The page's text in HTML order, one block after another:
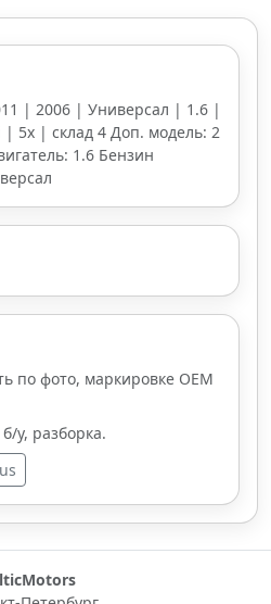
| 2006 | Универсал | 1.6 |
5х | склад 4 Доп. модель: 2
1.6 Бензин
по фото, маркировке OEM
у, разборка.